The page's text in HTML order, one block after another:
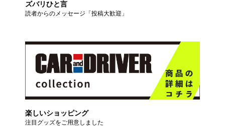
ズバリひと言
読者からのメッセージ「投稿大歓迎」
楽しいショッピング
注目グッズをご用意しました